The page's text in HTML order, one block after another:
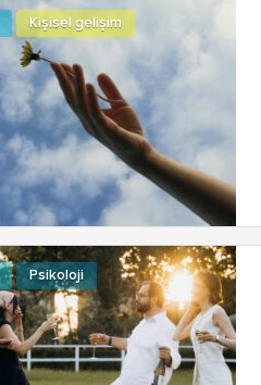
Kişisel gelişim
Psikoloji